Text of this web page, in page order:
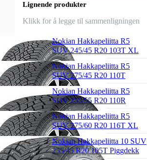
Lignende produkter
Klikk for å legge til sammenligningen
Nokian Hakkapeliitta R5
SUV 245/45 R20 103T XL
Nokian Hakkapeliitta R5
SUV 275/45 R20 110T
Nokian Hakkapeliitta R5
SUV 255/55 R20 110R
Nokian Hakkapeliitta R5
SUV 275/60 R20 116T XL
Nokian Hakkapeliitta 10 SUV
255/45 R20 105T Piggdekk